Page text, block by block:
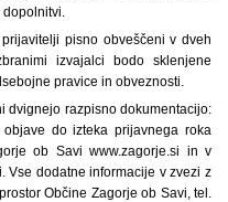
pisno obveščeni v dveh
izvajalci bodo sklenjene
pravice in obveznosti.
dvignejo razpisno dokumentacijo:
do izteka prijavnega roka
ob Savi www.zagorje.si in v
Vse dodatne informacije v zvezi z
Občine Zagorje ob Savi, tel.